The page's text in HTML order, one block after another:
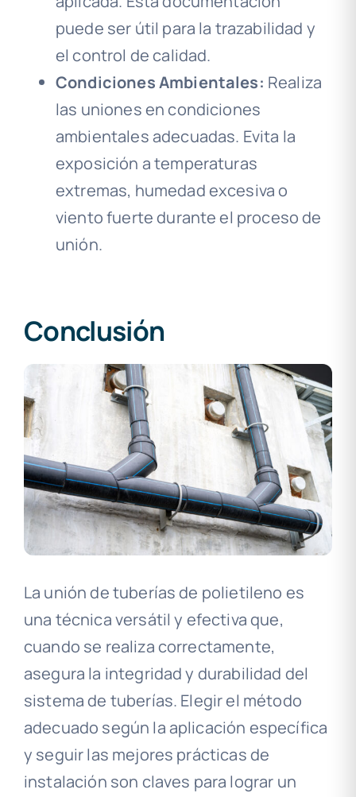
puede ser útil para la trazabilidad y
el control de calidad.
Condiciones Ambientales: Realiza
las uniones en condiciones
ambientales adecuadas. Evita la
exposición a temperaturas
extremas, humedad excesiva o
viento fuerte durante el proceso de
unión.
Conclusión
La unión de tuberías de polietileno es
una técnica versátil y efectiva que,
cuando se realiza correctamente,
asegura la integridad y durabilidad del
sistema de tuberías. Elegir el método
adecuado según la aplicación específica
y seguir las mejores prácticas de
instalación son claves para lograr un